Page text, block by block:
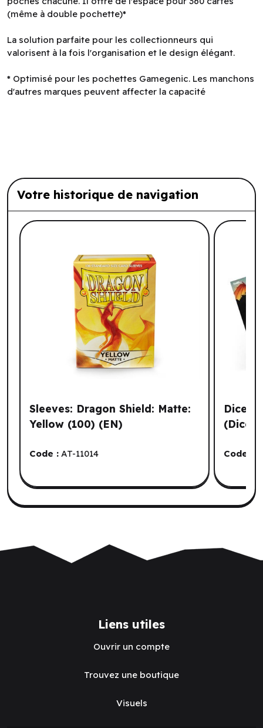
(même à double pochette)*
La solution parfaite pour les collectionneurs qui
valorisent à la fois l'organisation et le design élégant.
* Optimisé pour les pochettes Gamegenic. Les manchons
d'autres marques peuvent affecter la capacité
Votre historique de navigation
Liste de produits suggérés: Votre
Sleeves: Dragon Shield: Matte:
Yellow (100) (EN)
Code : AT-11014
Dice:
(Dice
Code :
Liens utiles
Ouvrir un compte
Trouvez une boutique
Visuels